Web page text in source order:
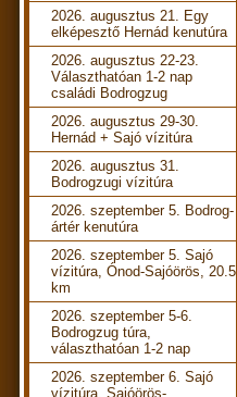
2026. augusztus 21. Egy
elképesztő Hernád kenutúra
2026. augusztus 22-23.
Választhatóan 1-2 nap
családi Bodrogzug
2026. augusztus 29-30.
Hernád + Sajó vízitúra
2026. augusztus 31.
Bodrogzugi vízitúra
2026. szeptember 5. Bodrog-
ártér kenutúra
2026. szeptember 5. Sajó
vízitúra, Ónod-Sajóörös, 20.5
km
2026. szeptember 5-6.
Bodrogzug túra,
választhatóan 1-2 nap
2026. szeptember 6. Sajó
vízitúra, Sajóörös-